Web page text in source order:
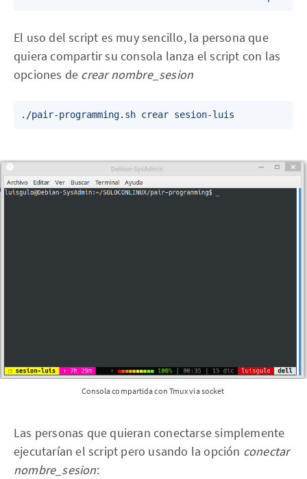
El uso del script es muy sencillo, la persona que
quiera compartir su consola lanza el script con las
opciones de crear nombre_sesion
./pair-programming.sh crear sesion-luis
Consola compartida con Tmux via socket
Las personas que quieran conectarse simplemente
ejecutarían el script pero usando la opción conectar
nombre_sesion: